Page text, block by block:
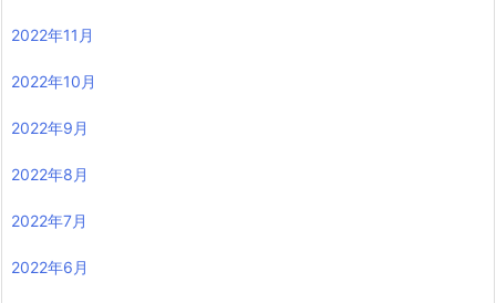
2022年11月
2022年10月
2022年9月
2022年8月
2022年7月
2022年6月